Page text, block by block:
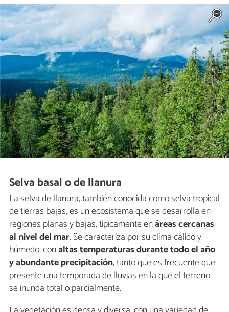
Selva basal o de llanura
La selva de llanura, también conocida como selva tropical
de tierras bajas, es un ecosistema que se desarrolla en
regiones planas y bajas, típicamente enáreas cercanas
al nivel del mar. Se caracteriza por su clima cálido y
húmedo, conaltas temperaturas durante todo el año
y abundante precipitación, tanto que es frecuente que
presente una temporada de lluvias en la que el terreno
se inunda total o parcialmente.